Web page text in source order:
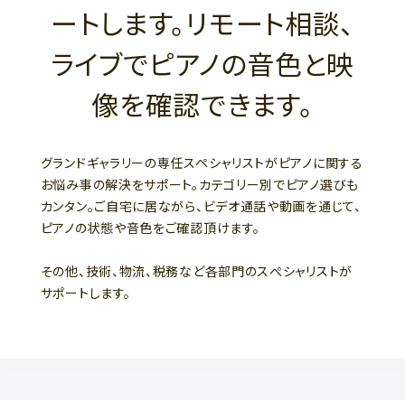
ートします。リモート相談、
ライブでピアノの音色と映
像を確認できます。
グランドギャラリーの専任スペシャリストがピアノに関する
お悩み事の解決をサポート。カテゴリー別でピアノ選びも
カンタン。ご自宅に居ながら、ビデオ通話や動画を通じて、
ピアノの状態や音色をご確認頂けます。
その他、技術、物流、税務など各部門のスぺシャリストが
サポートします。